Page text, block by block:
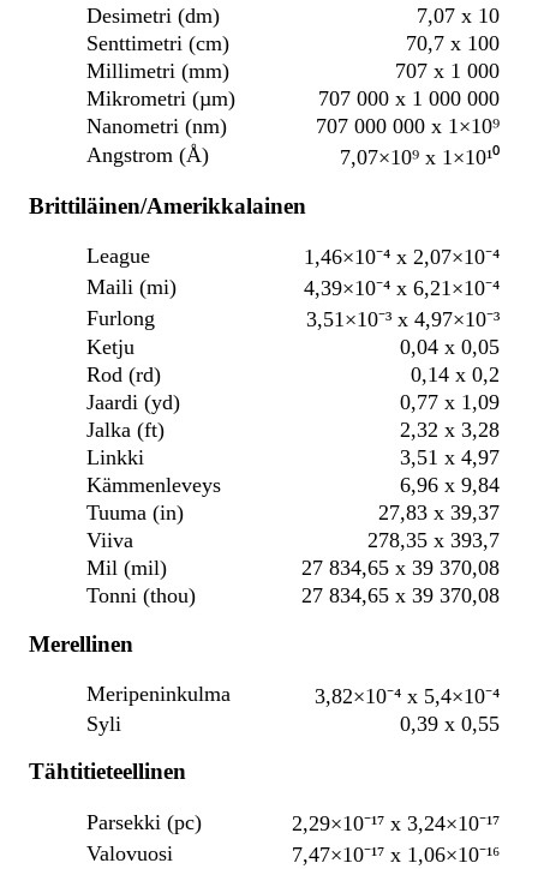
Desimetri (dm)
7,07 x 10
Senttimetri (cm)
70,7 x 100
Millimetri (mm)
707 x 1 000
Mikrometri (µm)
707 000 x 1 000 000
Nanometri (nm)
707 000 000 x 1×10⁹
Angstrom (Å)
7,07×10⁹ x 1×10¹⁰
Brittiläinen/Amerikkalainen
League
1,46×10⁻⁴ x 2,07×10⁻⁴
Maili (mi)
4,39×10⁻⁴ x 6,21×10⁻⁴
Furlong
3,51×10⁻³ x 4,97×10⁻³
Ketju
0,04 x 0,05
Rod (rd)
0,14 x 0,2
Jaardi (yd)
0,77 x 1,09
Jalka (ft)
2,32 x 3,28
Linkki
3,51 x 4,97
Kämmenleveys
6,96 x 9,84
Tuuma (in)
27,83 x 39,37
Viiva
278,35 x 393,7
Mil (mil)
27 834,65 x 39 370,08
Tonni (thou)
27 834,65 x 39 370,08
Merellinen
Meripeninkulma
3,82×10⁻⁴ x 5,4×10⁻⁴
Syli
0,39 x 0,55
Tähtitieteellinen
Parsekki (pc)
2,29×10⁻¹⁷ x 3,24×10⁻¹⁷
Valovuosi
7,47×10⁻¹⁷ x 1,06×10⁻¹⁶